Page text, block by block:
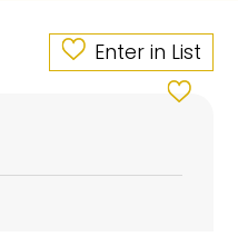
Enter in List